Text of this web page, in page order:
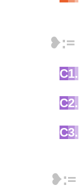
❥:=
C1.
C2.
C3.
❥:=